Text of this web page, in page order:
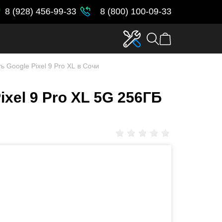
8 (928) 456-99-33 8 (800) 100-09-33
Google Pixel 9 Pro XL в Сочи
9 Pro XL 5G 256ГБ